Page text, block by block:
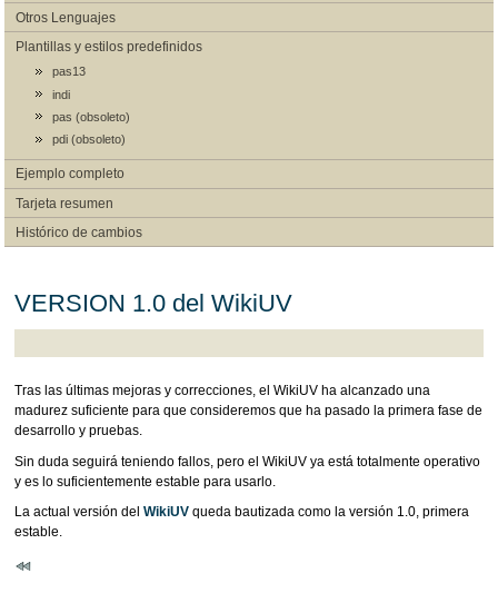
Otros Lenguajes
Plantillas y estilos predefinidos
pas13
indi
pas (obsoleto)
pdi (obsoleto)
Ejemplo completo
Tarjeta resumen
Histórico de cambios
VERSION 1.0 del WikiUV
Tras las últimas mejoras y correcciones, el WikiUV ha alcanzado una
madurez suficiente para que consideremos que ha pasado la primera fase de
desarrollo y pruebas.
Sin duda seguirá teniendo fallos, pero el WikiUV ya está totalmente operativo
y es lo suficientemente estable para usarlo.
La actual versión del WikiUVqueda bautizada como la versión 1.0, primera
estable.